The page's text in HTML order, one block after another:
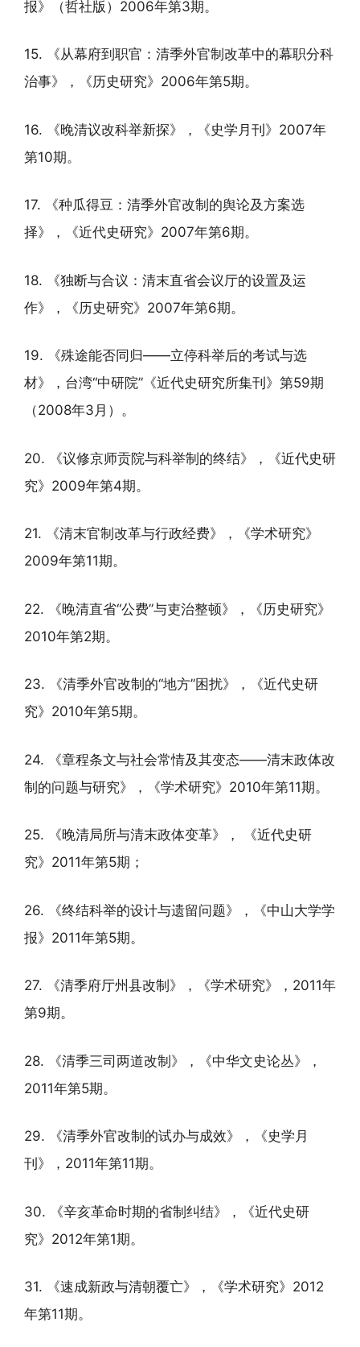
报》（哲社版）2006年第3期。
15. 《从幕府到职官：清季外官制改革中的幕职分科
治事》，《历史研究》2006年第5期。
16. 《晚清议改科举新探》，《史学月刊》2007年
第10期。
17. 《种瓜得豆：清季外官改制的舆论及方案选
择》，《近代史研究》2007年第6期。
18. 《独断与合议：清末直省会议厅的设置及运
作》，《历史研究》2007年第6期。
19. 《殊途能否同归——立停科举后的考试与选
材》，台湾“中研院”《近代史研究所集刊》第59期
（2008年3月）。
20. 《议修京师贡院与科举制的终结》，《近代史研
究》2009年第4期。
21. 《清末官制改革与行政经费》，《学术研究》
2009年第11期。
22. 《晚清直省“公费”与吏治整顿》，《历史研究》
2010年第2期。
23. 《清季外官改制的“地方”困扰》，《近代史研
究》2010年第5期。
24. 《章程条文与社会常情及其变态——清末政体改
制的问题与研究》，《学术研究》2010年第11期。
25. 《晚清局所与清末政体变革》， 《近代史研
究》2011年第5期；
26. 《终结科举的设计与遗留问题》，《中山大学学
报》2011年第5期。
27. 《清季府厅州县改制》，《学术研究》，2011年
第9期。
28. 《清季三司两道改制》，《中华文史论丛》，
2011年第5期。
29. 《清季外官改制的试办与成效》，《史学月
刊》，2011年第11期。
30. 《辛亥革命时期的省制纠结》，《近代史研
究》2012年第1期。
31. 《速成新政与清朝覆亡》，《学术研究》2012
年第11期。